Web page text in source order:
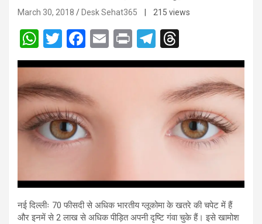
March 30, 2018 Desk Sehat365 | 215 views
W
h
at
s
A
p
p
T
wi
er
F
a
b
o
o
E
m
Pr
in
T
el
gr
m
hr
a
d
s
नई दिल्लीः 70 फीसदी से अधिक भारतीय ग्लूकोमा के खतरे की चपेट में हैं
और इनमें से 2 लाख से अधिक पीड़ित अपनी दृष्टि गंवा चुके हैं। इसे खामोश